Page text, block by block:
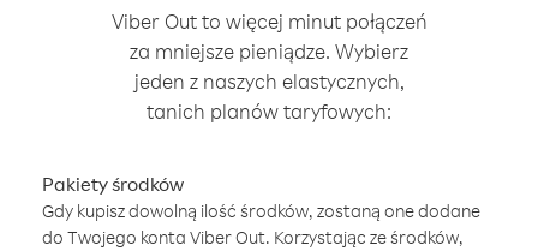
Viber Out to więcej minut połączeń
za mniejsze pieniądze. Wybierz
jeden z naszych elastycznych,
tanich planów taryfowych:
Pakiety środków
Gdy kupisz dowolną ilość środków, zostaną one dodane
do Twojego konta Viber Out. Korzystając ze środków,